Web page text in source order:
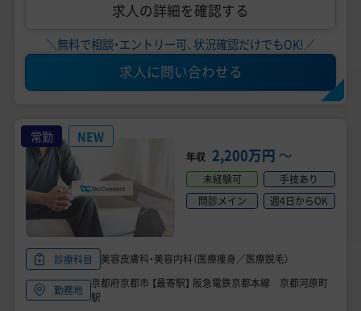
求人の詳細を確認する
＼無料で相談・エントリー可、状況確認だけでもOK!／
求人に問い合わせる
常勤 NEW
年収 2,200万円 〜
未経験可
手技あり
問診メイン
週4日からOK
診療科目 美容皮膚科・美容内科（医療痩身／医療脱毛）
勤務地
京都府京都市 【最寄駅】 阪急電鉄京都本線 京都河原町
駅